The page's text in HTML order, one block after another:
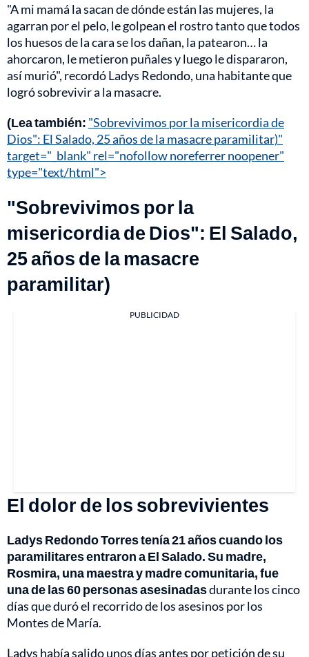
"A mi mamá la sacan de dónde están las mujeres, la
agarran por el pelo, le golpean el rostro tanto que todos
los huesos de la cara se los dañan, la patearon… la
ahorcaron, le metieron puñales y luego le dispararon,
así murió", recordó Ladys Redondo, una habitante que
logró sobrevivir a la masacre.
(Lea también: "Sobrevivimos por la misericordia de
Dios": El Salado, 25 años de la masacre paramilitar)"
target="_blank" rel="nofollow noreferrer noopener"
type="text/html">
"Sobrevivimos por la
misericordia de Dios": El Salado,
25 años de la masacre
paramilitar)
PUBLICIDAD
El dolor de los sobrevivientes
Ladys Redondo Torres tenía 21 años cuando los
paramilitares entraron a El Salado. Su madre,
Rosmira, una maestra y madre comunitaria, fue
una de las 60 personas asesinadasdurante los cinco
días que duró el recorrido de los asesinos por los
Montes de María.
Ladys había salido unos días antes por petición de su